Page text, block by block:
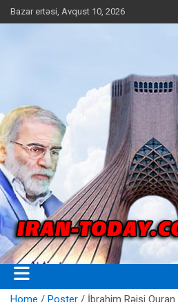
Skip
to
Bazar ertəsi, Avqust 10, 2026
Iran Today
Home Poster İbrahim Rəisi Quran